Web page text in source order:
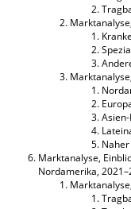
Marktanalyse,
Nordamerika,